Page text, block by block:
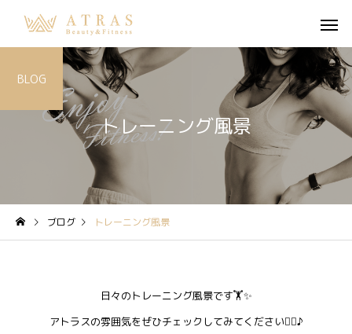
トレーニング風景
BLOG
ブログ トレーニング風景
日々のトレーニング風景です🏋✨
アトラスの雰囲気をぜひチェックしてみてください💁‍♀️♪